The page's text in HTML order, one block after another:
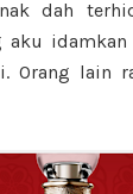
dah
lain